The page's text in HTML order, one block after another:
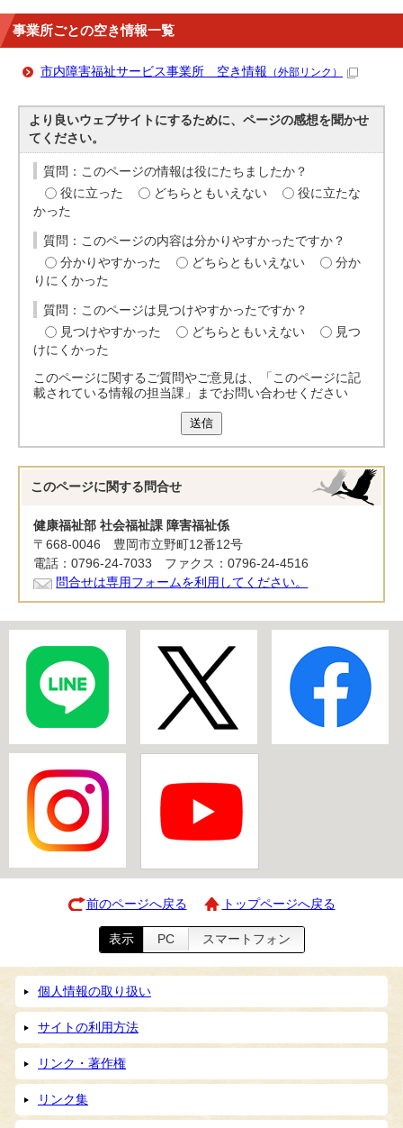
事業所ごとの空き情報一覧
市内障害福祉サービス事業所 空き情報 （外部リンク）
より良いウェブサイトにするために、ページの感想を聞かせ
てください。
質問：このページの情報は役にたちましたか？
役に立った
どちらともいえない
役に立たな
かった
質問：このページの内容は分かりやすかったですか？
分かりやすかった
どちらともいえない
分か
りにくかった
質問：このページは見つけやすかったですか？
見つけやすかった
どちらともいえない
見つ
けにくかった
このページに関するご質問やご意見は、「このページに記
載されている情報の担当課」までお問い合わせください
送信
このページに関する 問合せ
健康福祉部 社会福祉課 障害福祉係
〒668-0046 豊岡市立野町12番12号
電話：0796-24-7033 ファクス：0796-24-4516
問合せは専用フォームを利用してください。
前のページへ戻る トップページへ戻る
表示 PC スマートフォン
個人情報の取り扱い
サイトの利用方法
リンク・著作権
リンク集